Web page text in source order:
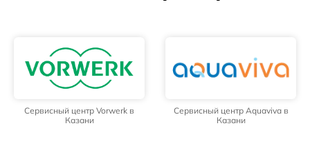
Сервисный центр Vorwerk в
Казани
Сервисный центр Aquaviva в
Казани